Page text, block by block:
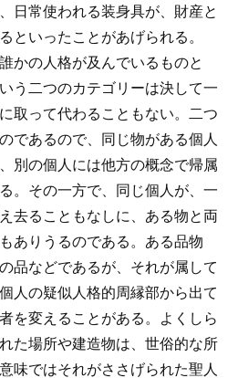
日常使われる装身具が、財産と
といったことがあげられる。
かの人格が及んでいるものと
う二つのカテゴリーは決して一
取って代わることもない。二つ
であるので、同じ物がある個人
別の個人には他方の概念で帰属
。その一方で、同じ個人が、一
去ることもなしに、ある物と両
ありうるのである。ある品物
品などであるが、それが属して
人の疑似人格的周縁部から出て
を変えることがある。よくしら
た場所や建造物は、世俗的な所
味ではそれがささげられた聖人